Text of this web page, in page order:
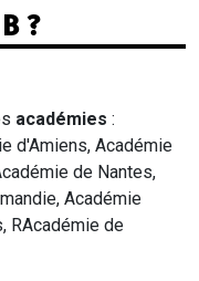
?
académies :
d'Amiens, Académie
de Nantes,
Académie
RAcadémie de